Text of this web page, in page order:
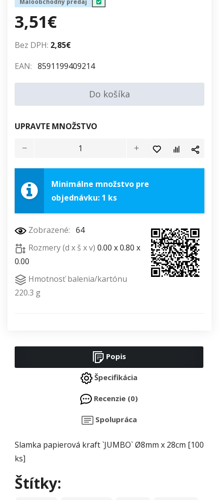
Maloobchodný predaj
3,51€
Bez DPH: 2,85€
EAN: 8591199409214
Do košíka
UPRAVTE MNOŽSTVO
Minimálne množstvo pre
objednávku: 1 ks
Zobrazené: 64
Rozmery (d x š x v) 0.00 x 0.80 x
0.00
Hmotnosť balenia/kartónu
220.3 g
Popis
Špecifikácia
Recenzie (0)
Spolupráca
Slamka papierová kraft `JUMBO` Ø8mm x 28cm [100
ks]
Štítky: